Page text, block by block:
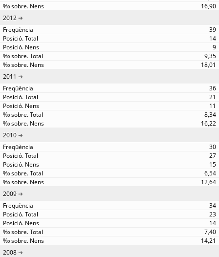
16,90
2012
39
14
9
9,35
18,01
2011
36
21
11
8,34
16,22
2010
30
27
15
6,54
12,64
2009
34
23
14
7,40
14,21
2008